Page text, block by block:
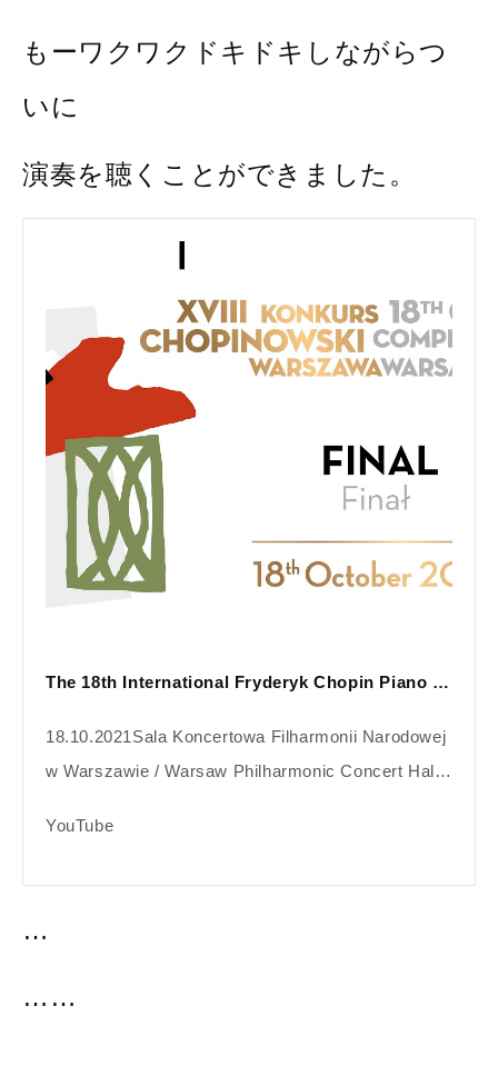
もーワクワクドキドキしながらつ
いに
演奏を聴くことができました。
The 18th International Fryderyk Chopin Piano Competition, finals, 18.10.2021
18.10.2021Sala Koncertowa Filharmonii Narodowej
w Warszawie / Warsaw Philharmonic Concert Hal…
YouTube
…
……